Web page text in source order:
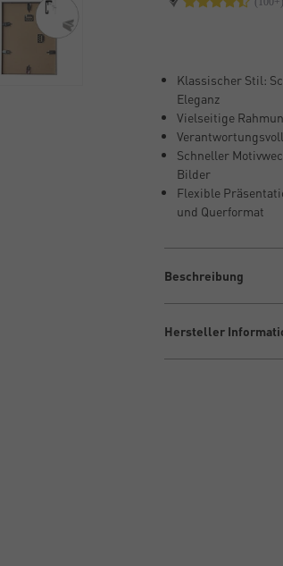
Klassischer Stil:
Eleganz
Vielseitige
Schneller
Bilder
Flexible
und Querformat
Beschreibung
Hersteller